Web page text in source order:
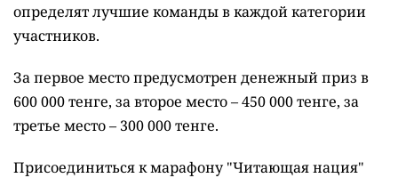
определят лучшие команды в каждой категории
участников.
За первое место предусмотрен денежный приз в
600 000 тенге, за второе место – 450 000 тенге, за
третье место – 300 000 тенге.
Присоединиться к марафону "Читающая нация"